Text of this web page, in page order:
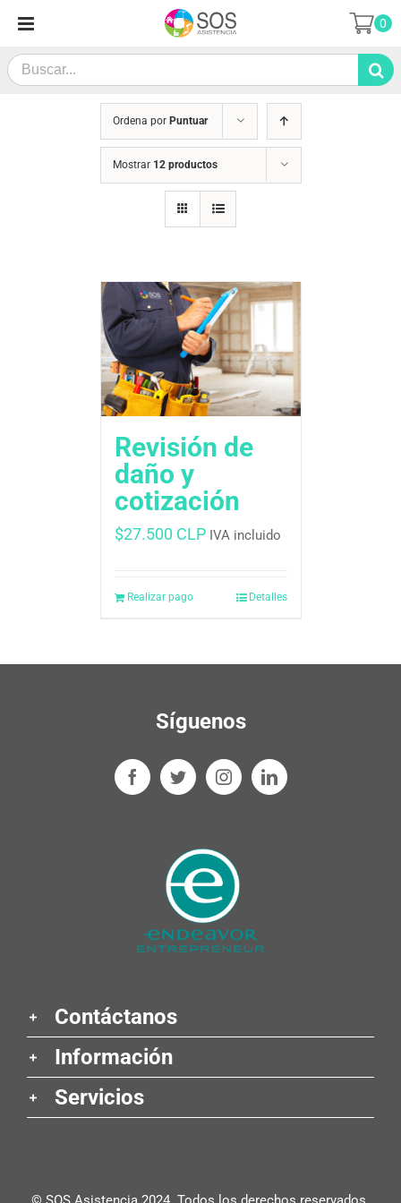
contenido
Search
for:
0
Ordena por Puntuar
Mostrar 12 productos
Revisión de
daño y
cotización
$27.500 CLP IVA incluido
Realizar pago Detalles
Síguenos
Contáctanos
Información
Servicios